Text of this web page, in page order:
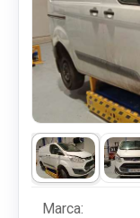
Marca: